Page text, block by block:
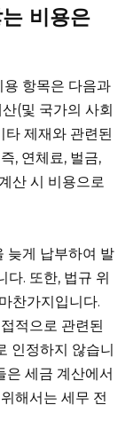
비용은
용 항목은 다음과
(및 국가의 사회
타 제재와 관련된
, 연체료, 벌금,
산 시 비용으로
늦게 납부하여 발
. 또한, 법규 위
찬가지입니다.
적으로 관련된
인정하지 않습니
은 세금 계산에서
해서는 세무 전